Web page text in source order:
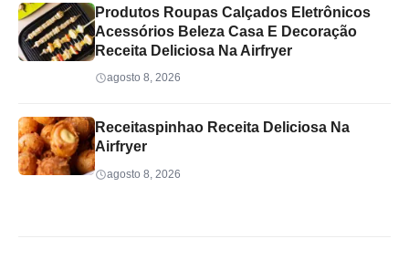
Produtos Roupas Calçados Eletrônicos
Acessórios Beleza Casa E Decoração
Receita Deliciosa Na Airfryer
agosto 8, 2026
Receitaspinhao Receita Deliciosa Na
Airfryer
agosto 8, 2026